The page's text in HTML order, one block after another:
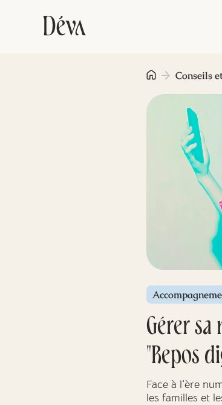
Gérer
"Repos
Conseils
Face à l’ère
les familles et